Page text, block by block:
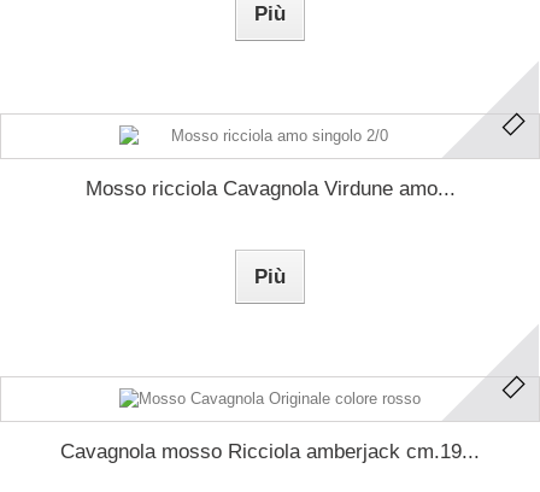
Più
Mosso ricciola Cavagnola Virdune amo...
Più
Cavagnola mosso Ricciola amberjack cm.19...